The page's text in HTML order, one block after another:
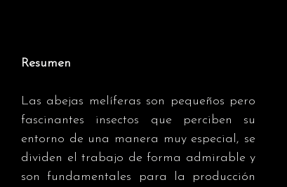
Resumen
Las abejas melíferas son pequeños pero
fascinantes insectos que perciben su
entorno de una manera muy especial, se
dividen el trabajo de forma admirable y
son fundamentales para la producción